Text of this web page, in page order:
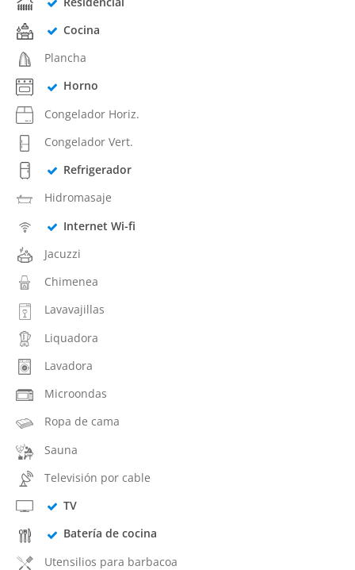
Cocina
Plancha
Horno
Congelador Horiz.
Congelador Vert.
Refrigerador
Hidromasaje
Internet Wi-fi
Jacuzzi
Chimenea
Lavavajillas
Liquadora
Lavadora
Microondas
Ropa de cama
Sauna
Televisión por cable
TV
Batería de cocina
Utensilios para barbacoa